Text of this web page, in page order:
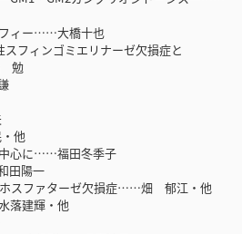
ィー……大橋十也
フィンゴミエリナーゼ欠損症と
勉
他
心に……福田冬季子
田陽一
スファターゼ欠損症……畑 郁江・他
落建輝・他